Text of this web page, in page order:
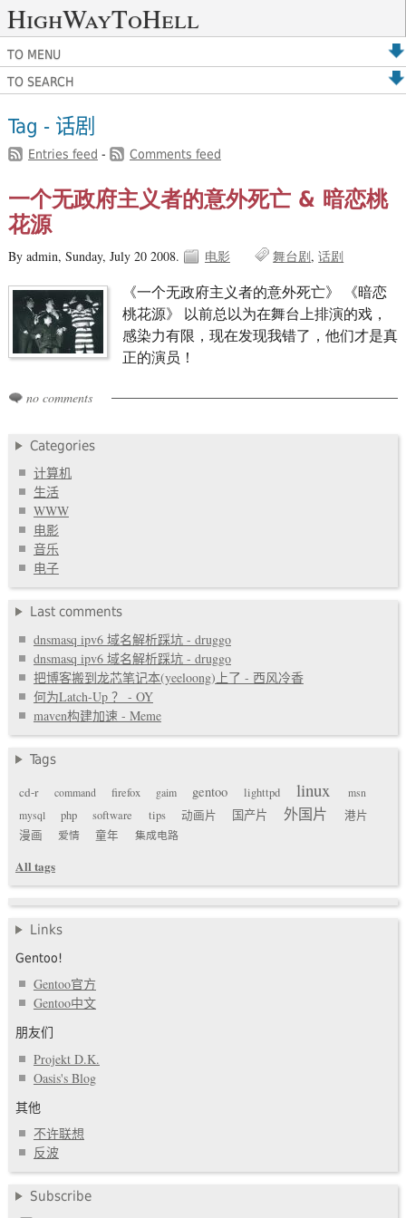
HighWayToHell
TO MENU
TO SEARCH
Tag - 话剧
Entries feed - Comments feed
一个无政府主义者的意外死亡 & 暗恋桃
花源
By admin, Sunday, July 20 2008. 电影 舞台剧 话剧
《一个无政府主义者的意外死亡》 《暗恋
桃花源》 以前总以为在舞台上排演的戏，
感染力有限，现在发现我错了，他们才是真
正的演员！
no comments
Categories
计算机
生活
WWW
电影
音乐
电子
Last comments
dnsmasq ipv6 域名解析踩坑 - druggo
dnsmasq ipv6 域名解析踩坑 - druggo
把博客搬到龙芯笔记本(yeeloong)上了 - 西风冷香
何为Latch-Up ？ - OY
maven构建加速 - Meme
Tags
cd-r
command firefox gaim gentoo lighttpd linux
msn
mysql
php software tips 动画片 国产片 外国片
港片
漫画
爱情 童年 集成电路
All tags
Links
Gentoo!
Gentoo官方
Gentoo中文
朋友们
Projekt D.K.
Oasis's Blog
其他
不许联想
反波
Subscribe